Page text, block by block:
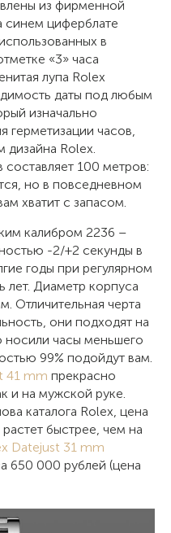
из фирменной
циферблате
в
«3» часа
лупа Rolex
даты под любым
изначально
герметизации часов,
дизайна Rolex.
100 метров:
но в повседневном
хватит с запасом.
калибром 2236 –
-2/+2 секунды в
годы при регулярном
лет. Диаметр корпуса
Отличительная черта
они подходят на
носили часы меньшего
99% подойдут вам.
41 mm прекрасно
и на мужской руке.
каталога Rolex, цена
быстрее, чем на
Datejust 31 mm
650 000 рублей (цена